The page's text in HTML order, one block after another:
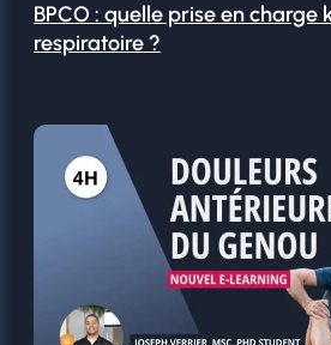
BPCO : quelle prise en charge
respiratoire ?